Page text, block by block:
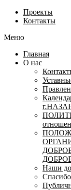
Проекты
Контакты
Меню
Главная
О нас
Наши